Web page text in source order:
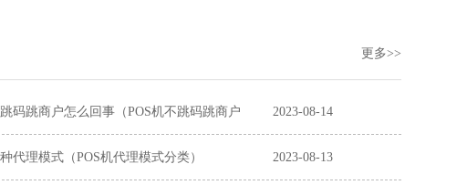
更多>>
码跳商户怎么回事（POS机不跳码跳商户 2023-08-14
代理模式（POS机代理模式分类） 2023-08-13